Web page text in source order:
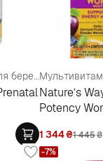
Мультивитамины для беременных
Nature’s
Potency
1 344₴1 445₴
-7%